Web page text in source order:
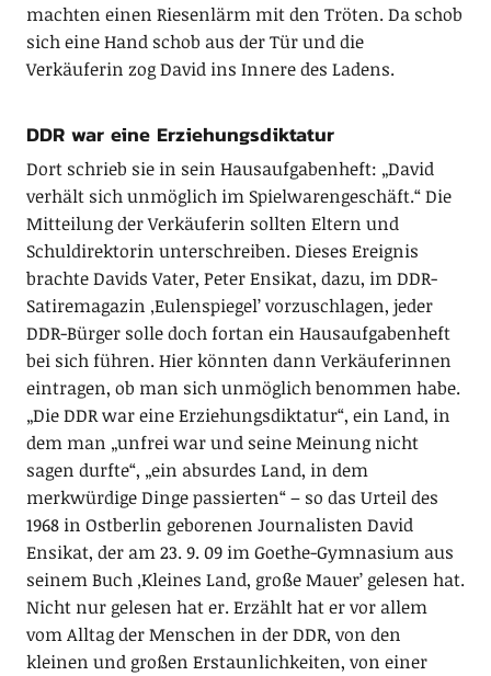
machten einen Riesenlärm mit den Tröten. Da schob
sich eine Hand schob aus der Tür und die
Verkäuferin zog David ins Innere des Ladens.
DDR war eine Erziehungsdiktatur
Dort schrieb sie in sein Hausaufgabenheft: „David
verhält sich unmöglich im Spielwarengeschäft.“ Die
Mitteilung der Verkäuferin sollten Eltern und
Schuldirektorin unterschreiben. Dieses Ereignis
brachte Davids Vater, Peter Ensikat, dazu, im DDR-
Satiremagazin ‚Eulenspiegel’ vorzuschlagen, jeder
DDR-Bürger solle doch fortan ein Hausaufgabenheft
bei sich führen. Hier könnten dann Verkäuferinnen
eintragen, ob man sich unmöglich benommen habe.
„Die DDR war eine Erziehungsdiktatur“, ein Land, in
dem man „unfrei war und seine Meinung nicht
sagen durfte“, „ein absurdes Land, in dem
merkwürdige Dinge passierten“ – so das Urteil des
1968 in Ostberlin geborenen Journalisten David
Ensikat, der am 23. 9. 09 im Goethe-Gymnasium aus
seinem Buch ‚Kleines Land, große Mauer’ gelesen hat.
Nicht nur gelesen hat er. Erzählt hat er vor allem
vom Alltag der Menschen in der DDR, von den
kleinen und großen Erstaunlichkeiten, von einer